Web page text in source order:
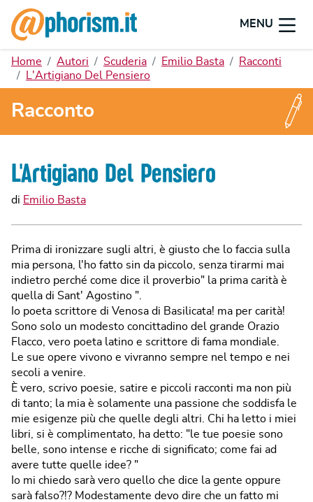
MENU
Home Autori Scuderia Emilio Basta
Racconti
L'Artigiano Del Pensiero
Racconto
L'Artigiano Del Pensiero
di Emilio Basta
Prima di ironizzare sugli altri, è giusto che lo faccia sulla
mia persona, l'ho fatto sin da piccolo, senza tirarmi mai
indietro perché come dice il proverbio" la prima carità è
quella di Sant' Agostino ".
Io poeta scrittore di Venosa di Basilicata! ma per carità!
Sono solo un modesto concittadino del grande Orazio
Flacco, vero poeta latino e scrittore di fama mondiale.
Le sue opere vivono e vivranno sempre nel tempo e nei
secoli a venire.
È vero, scrivo poesie, satire e piccoli racconti ma non più
di tanto; la mia è solamente una passione che soddisfa le
mie esigenze più che quelle degli altri. Chi ha letto i miei
libri, si è complimentato, ha detto: "le tue poesie sono
belle, sono intense e ricche di significato; come fai ad
avere tutte quelle idee? "
Io mi chiedo sarà vero quello che dice la gente oppure
sarà falso?!? Modestamente devo dire che un fatto mi